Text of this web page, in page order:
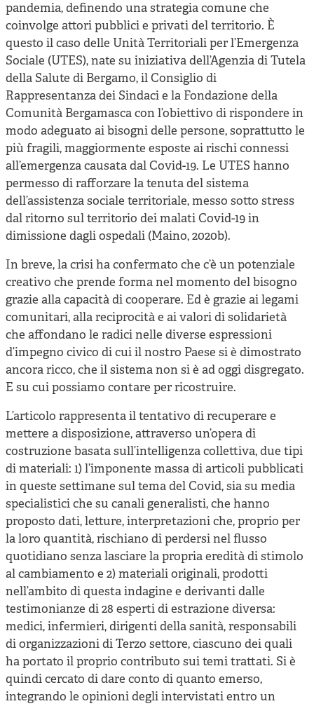
pandemia, definendo una strategia comune che
coinvolge attori pubblici e privati del territorio. È
questo il caso delle Unità Territoriali per l’Emergenza
Sociale (UTES), nate su iniziativa dell’Agenzia di Tutela
della Salute di Bergamo, il Consiglio di
Rappresentanza dei Sindaci e la Fondazione della
Comunità Bergamasca con l’obiettivo di rispondere in
modo adeguato ai bisogni delle persone, soprattutto le
più fragili, maggiormente esposte ai rischi connessi
all’emergenza causata dal Covid-19. Le UTES hanno
permesso di rafforzare la tenuta del sistema
dell’assistenza sociale territoriale, messo sotto stress
dal ritorno sul territorio dei malati Covid-19 in
dimissione dagli ospedali (Maino, 2020b).
In breve, la crisi ha confermato che c’è un potenziale
creativo che prende forma nel momento del bisogno
grazie alla capacità di cooperare. Ed è grazie ai legami
comunitari, alla reciprocità e ai valori di solidarietà
che affondano le radici nelle diverse espressioni
d’impegno civico di cui il nostro Paese si è dimostrato
ancora ricco, che il sistema non si è ad oggi disgregato.
E su cui possiamo contare per ricostruire.
L’articolo rappresenta il tentativo di recuperare e
mettere a disposizione, attraverso un’opera di
costruzione basata sull’intelligenza collettiva, due tipi
di materiali: 1) l’imponente massa di articoli pubblicati
in queste settimane sul tema del Covid, sia su media
specialistici che su canali generalisti, che hanno
proposto dati, letture, interpretazioni che, proprio per
la loro quantità, rischiano di perdersi nel flusso
quotidiano senza lasciare la propria eredità di stimolo
al cambiamento e 2) materiali originali, prodotti
nell’ambito di questa indagine e derivanti dalle
testimonianze di 28 esperti di estrazione diversa:
medici, infermieri, dirigenti della sanità, responsabili
di organizzazioni di Terzo settore, ciascuno dei quali
ha portato il proprio contributo sui temi trattati. Si è
quindi cercato di dare conto di quanto emerso,
integrando le opinioni degli intervistati entro un